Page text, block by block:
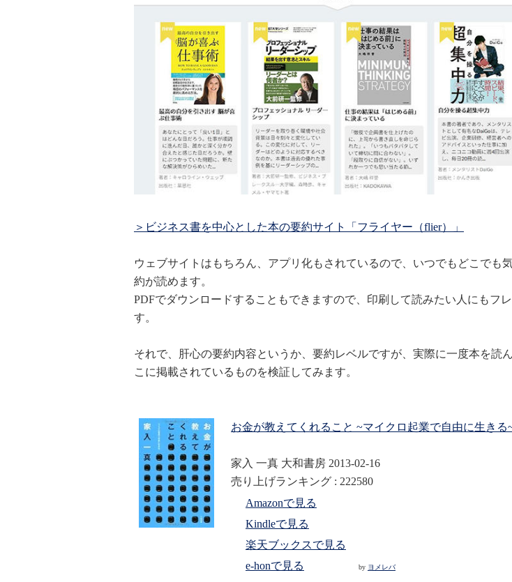
＞ビジネス書を中心とした本の要約サイト「フライヤー（flier）」
ウェブサイトはもちろん、アプリ化もされているので、いつでもどこでも
約が読めます。
PDFでダウンロードすることもできますので、印刷して読みたい人にもフ
す。
それで、肝心の要約内容というか、要約レベルですが、実際に一度本を読
こに掲載されているものを検証してみます。
お金が教えてくれること ~マイクロ起業で自由に生きる
家入 一真 大和書房 2013-02-16
売り上げランキング : 222580
Amazonで見る
Kindleで見る
楽天ブックスで見る
e-honで見る
by ヨメレバ